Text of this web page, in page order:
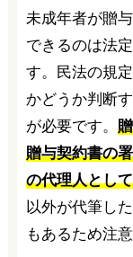
未成年者が贈
できるのは法
す。民法の規
かどうか判断
が必要です。
贈与契約書の
の代理人とし
以外が代筆し
もあるため注